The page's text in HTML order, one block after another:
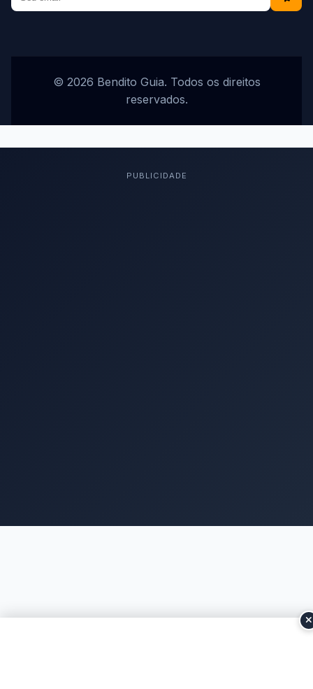
© 2026 Bendito Guia. Todos os direitos
reservados.